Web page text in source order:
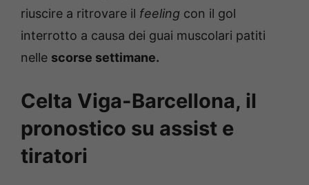
riuscire a ritrovare il feeling con il gol
interrotto a causa dei guai muscolari patiti
nelle scorse settimane.
Celta Viga-Barcellona, il
pronostico su assist e
tiratori